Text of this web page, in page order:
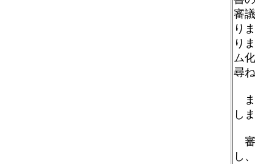
審
り
り
ム
尋
ま
し
審
し